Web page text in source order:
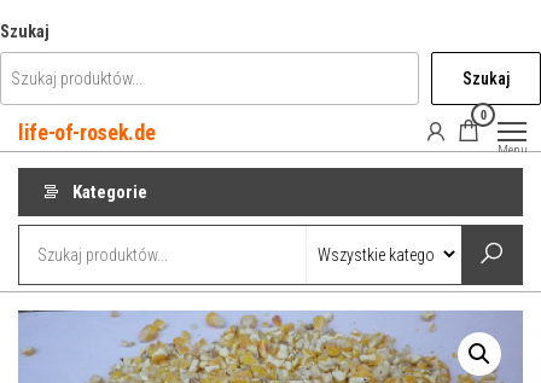
do
treści
Szukaj
Szukaj
life-of-rosek.de
0
Menu
Kategorie